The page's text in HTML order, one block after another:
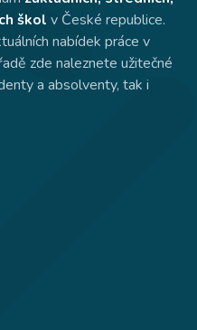
škol v České republice.
nabídek práce v
zde naleznete užitečné
a absolventy, tak i